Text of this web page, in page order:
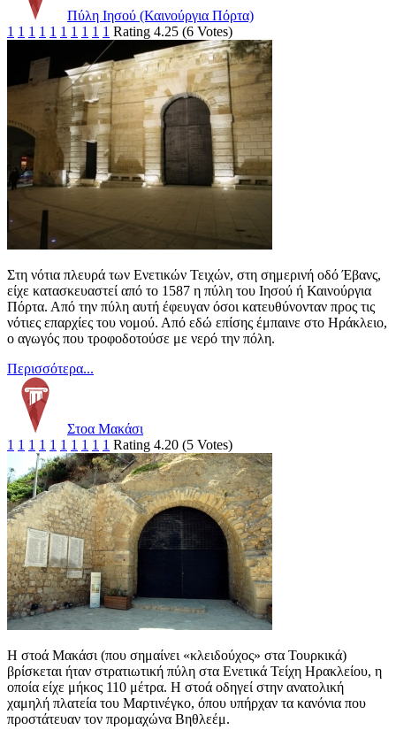
Πύλη Ιησού (Καινούργια Πόρτα)
1 1 1 1 1 1 1 1 1 1 Rating 4.25 (6 Votes)
Στη νότια πλευρά των Ενετικών Τειχών, στη σημερινή οδό Έβανς,
είχε κατασκευαστεί από το 1587 η πύλη του Ιησού ή Καινούργια
Πόρτα. Από την πύλη αυτή έφευγαν όσοι κατευθύνονταν προς τις
νότιες επαρχίες του νομού. Από εδώ επίσης έμπαινε στο Ηράκλειο,
ο αγωγός που τροφοδοτούσε με νερό την πόλη.
Περισσότερα...
Στοα Μακάσι
1 1 1 1 1 1 1 1 1 1 Rating 4.20 (5 Votes)
Η στοά Μακάσι (που σημαίνει «κλειδούχος» στα Τουρκικά)
βρίσκεται ήταν στρατιωτική πύλη στα Ενετικά Τείχη Ηρακλείου, η
οποία είχε μήκος 110 μέτρα. Η στοά οδηγεί στην ανατολική
χαμηλή πλατεία του Μαρτινέγκο, όπου υπήρχαν τα κανόνια που
προστάτευαν τον προμαχώνα Βηθλεέμ.